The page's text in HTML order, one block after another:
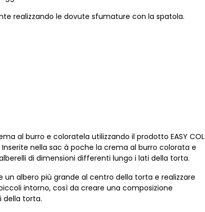
realizzando le dovute sfumature con la spatola.
al burro e coloratela utilizzando il prodotto EASY COL
Inserite nella sac à poche la crema al burro colorata e
di dimensioni differenti lungo i lati della torta.
un albero più grande al centro della torta e realizzare
intorno, così da creare una composizione
della torta.